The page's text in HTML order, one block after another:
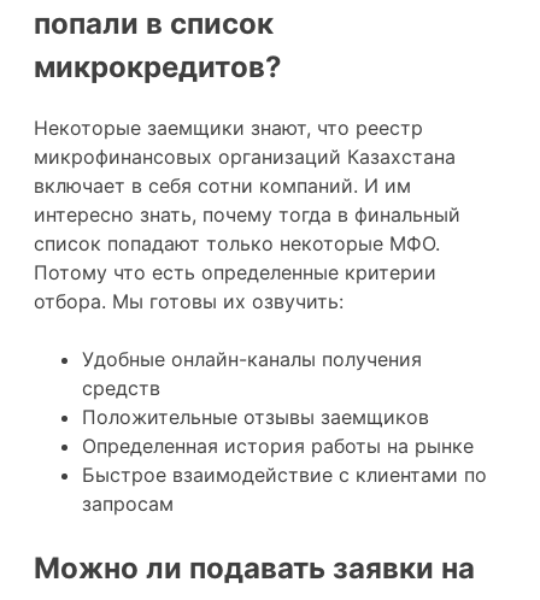
попали в список
микрокредитов?
Некоторые заемщики знают, что реестр
микрофинансовых организаций Казахстана
включает в себя сотни компаний. И им
интересно знать, почему тогда в финальный
список попадают только некоторые МФО.
Потому что есть определенные критерии
отбора. Мы готовы их озвучить:
Удобные онлайн-каналы получения
средств
Положительные отзывы заемщиков
Определенная история работы на рынке
Быстрое взаимодействие с клиентами по
запросам
Можно ли подавать заявки на